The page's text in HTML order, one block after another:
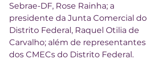
Sebrae-DF, Rose Rainha; a
presidente da Junta Comercial do
Distrito Federal, Raquel Otilia de
Carvalho; além de representantes
dos CMECs do Distrito Federal.